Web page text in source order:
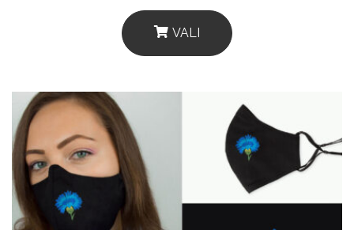
VALI
This
Multiple
Variants.
Options